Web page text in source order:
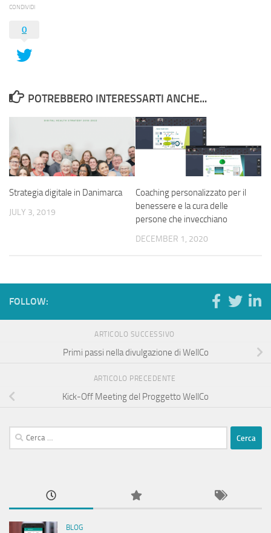
CONDIVIDI
0
POTREBBERO INTERESSARTI ANCHE...
Strategia digitale in Danimarca
JULY 3, 2019
Coaching personalizzato per il
benessere e la cura delle
persone che invecchiano
DECEMBER 1, 2020
FOLLOW:
ARTICOLO SUCCESSIVO
Primi passi nella divulgazione di WellCo
ARTICOLO PRECEDENTE
Kick-Off Meeting del Proggetto WellCo
Ricerca
per:
BLOG